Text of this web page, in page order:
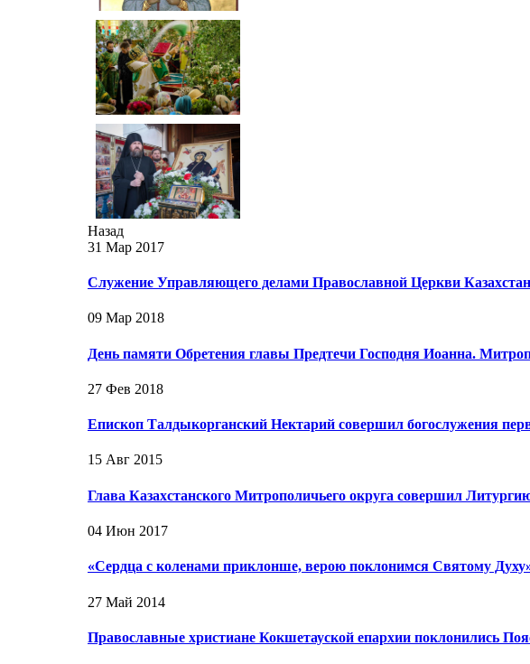
Назад
31 Мар 2017
Служение Управляющего делами Православной Церкви
09 Мар 2018
День памяти Обретения главы Предтечи Господня Иоанна.
27 Фев 2018
Епископ Талдыкорганский Нектарий совершил богослужения
15 Авг 2015
Глава Казахстанского Митрополичьего округа совершил
04 Июн 2017
«Сердца с коленами приклонше, верою поклонимся Святому
27 Май 2014
Православные христиане Кокшетауской епархии поклонились